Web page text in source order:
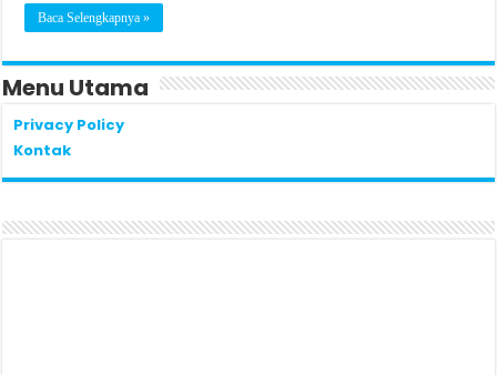
Baca Selengkapnya »
Menu Utama
Privacy Policy
Kontak